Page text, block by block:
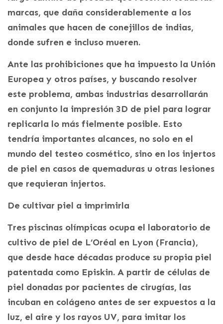
marcas, que daña considerablemente a los
animales que hacen de conejillos de indias,
donde sufren e incluso mueren.
Ante las prohibiciones que ha impuesto la Unión
Europea y otros países, y buscando resolver
este problema, ambas industrias desarrollarán
en conjunto la impresión 3D de piel para lograr
replicarla lo más fielmente posible. Esto
tendría importantes alcances, no solo en el
mundo del testeo cosmético, sino en los injertos
de piel en casos de quemaduras u otras lesiones
que requieran injertos.
De cultivar piel a imprimirla
Tres piscinas olímpicas ocupa el laboratorio de
cultivo de piel de L’Oréal en Lyon (Francia),
que desde hace décadas produce su propia piel
patentada como Episkin. A partir de células de
piel donadas por pacientes de cirugías, las
incuban en colágeno antes de ser expuestos a la
luz, el aire y los rayos UV, para imitar los